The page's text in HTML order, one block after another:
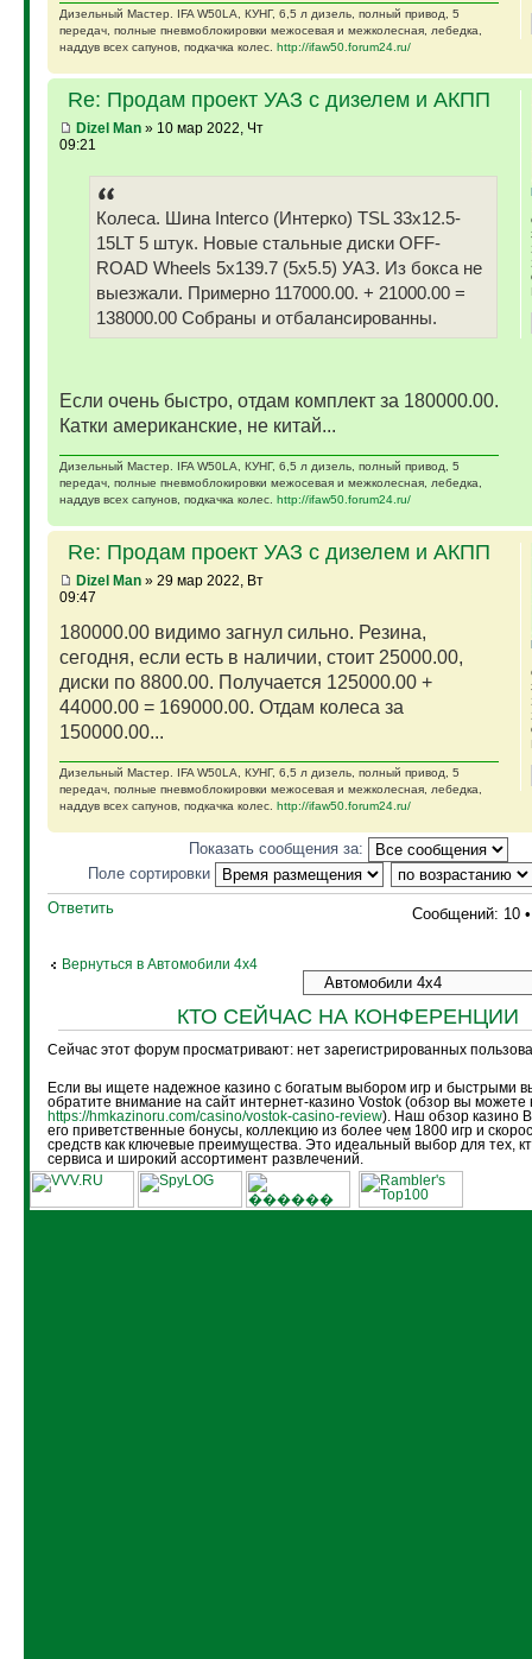
Дизельный Мастер. IFA W50LA, КУНГ, 6,5 л дизель, полный привод, 5
передач, полные пневмоблокировки межосевая и межколесная, лебедка,
наддув всех сапунов, подкачка колес. http://ifaw50.forum24.ru/
Re: Продам проект УАЗ с дизелем и АКПП
Dizel Man» 10 мар 2022, Чт
09:21
Колеса. Шина Interco (Интерко) TSL 33x12.5-
15LT 5 штук. Новые стальные диски OFF-
ROAD Wheels 5x139.7 (5x5.5) УАЗ. Из бокса не
выезжали. Примерно 117000.00. + 21000.00 =
138000.00 Собраны и отбалансированны.
Если очень быстро, отдам комплект за 180000.00.
Катки американские, не китай...
Дизельный Мастер. IFA W50LA, КУНГ, 6,5 л дизель, полный привод, 5
передач, полные пневмоблокировки межосевая и межколесная, лебедка,
наддув всех сапунов, подкачка колес. http://ifaw50.forum24.ru/
Re: Продам проект УАЗ с дизелем и АКПП
Dizel Man» 29 мар 2022, Вт
09:47
180000.00 видимо загнул сильно. Резина,
сегодня, если есть в наличии, стоит 25000.00,
диски по 8800.00. Получается 125000.00 +
44000.00 = 169000.00. Отдам колеса за
150000.00...
Дизельный Мастер. IFA W50LA, КУНГ, 6,5 л дизель, полный привод, 5
передач, полные пневмоблокировки межосевая и межколесная, лебедка,
наддув всех сапунов, подкачка колес. http://ifaw50.forum24.ru/
Показать сообщения за:
Поле сортировки
Ответить
Сообщений: 10
Вернуться в Автомобили 4х4
КТО СЕЙЧАС НА КОНФЕРЕНЦИИ
Сейчас этот форум просматривают: нет зарегистрированных
Если вы ищете надежное казино с богатым выбором игр и быстрыми
обратите внимание на сайт интернет-казино Vostok (обзор вы можете
https://hmkazinoru.com/casino/vostok-casino-review). Наш обзор казино
его приветственные бонусы, коллекцию из более чем 1800 игр и
средств как ключевые преимущества. Это идеальный выбор для тех,
сервиса и широкий ассортимент развлечений.